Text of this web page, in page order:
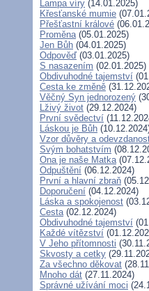
Lampa víry (14.01.2025)
Křesťanské mumie
Přešťastní králové
Proměna(05.01.2025)
Jen Bůh (04.01.2025)
Odpověď (03.01.2025)
S nasazením (02.01.2025)
Obdivuhodné tajemství
Cesta ke změně
Věčný Syn jednorozený
Lživý život (29.12.2024)
První svědectví
Láskou je Bůh
Vzor důvěry a
Svým bohatstvím
Ona je naše Matka
Odpuštění (06.12.2024)
První a hlavní zbraň
Doporučení (04.12.2024)
Láska a spokojenost
Cesta(02.12.2024)
Obdivuhodné tajemství
Každé vítězství
V Jeho přítomnosti
Skvosty a cetky
Za všechno děkovat
Mnoho dát (27.11.2024)
Správné užívání moci